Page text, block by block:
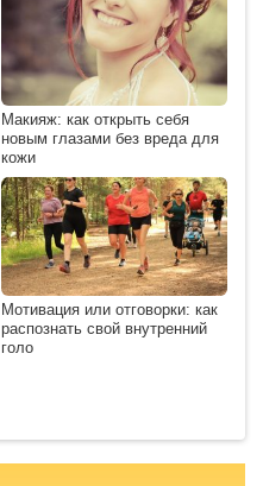
Макияж: как открыть себя
новым глазами без вреда для
кожи
Мотивация или отговорки: как
распознать свой внутренний
голо